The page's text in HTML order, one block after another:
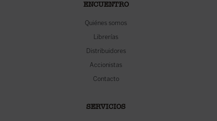
ENCUENTRO
Quiénes somos
Librerías
Distribuidores
Accionistas
Contacto
SERVICIOS